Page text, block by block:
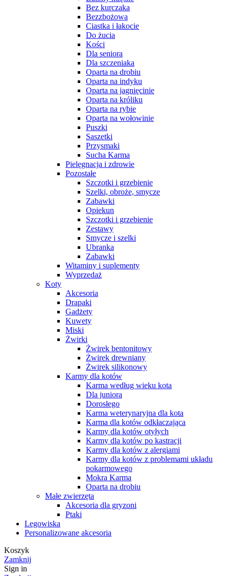
Bez kurczaka
Bezzbożowa
Ciastka i łakocie
Do żucia
Kości
Dla seniora
Dla szczeniaka
Oparta na drobiu
Oparta na indyku
Oparta na jagnięcinie
Oparta na króliku
Oparta na rybie
Oparta na wołowinie
Puszki
Saszetki
Przysmaki
Sucha Karma
Pielęgnacja i zdrowie
Pozostałe
Szczotki i grzebienie
Szelki, obroże, smycze
Zabawki
Opiekun
Szczotki i grzebienie
Zestawy
Smycze i szelki
Ubranka
Zabawki
Witaminy i suplementy
Wyprzedaż
Koty
Akcesoria
Drapaki
Gadżety
Kuwety
Miski
Żwirki
Żwirek bentonitowy
Żwirek drewniany
Żwirek silikonowy
Karmy dla kotów
Karma według wieku kota
Dla juniora
Dorosłego
Karma weterynaryjna dla kota
Karma dla kotów odkłaczająca
Karmy dla kotów otyłych
Karmy dla kotów po kastracji
Karmy dla kotów z alergiami
Karmy dla kotów z problemami układu
pokarmowego
Mokra Karma
Oparta na drobiu
Małe zwierzęta
Akcesoria dla gryzoni
Ptaki
Legowiska
Personalizowane akcesoria
Koszyk
Zamknij
Sign in